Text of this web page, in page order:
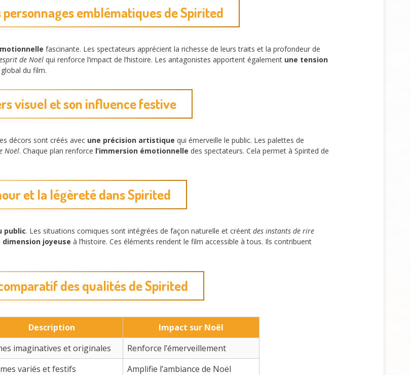
emblématiques de Spirited
fascinante. Les spectateurs apprécient la richesse de leurs traits et la profondeur de
de Noël qui renforce l’impact de l’histoire. Les antagonistes apportent également une tension
du film.
visuel et son influence festive
décors sont créés avec une précision artistique qui émerveille le public. Les palettes de
Noël. Chaque plan renforce l’immersion émotionnelle des spectateurs. Cela permet à Spirited de
et la légèreté dans Spirited
public. Les situations comiques sont intégrées de façon naturelle et créent des instants de rire
dimension joyeuse à l’histoire. Ces éléments rendent le film accessible à tous. Ils contribuent
des qualités de Spirited
Description
Impact sur Noël
imaginatives et originales
Renforce l’émerveillement
variés et festifs
Amplifie l’ambiance de Noël